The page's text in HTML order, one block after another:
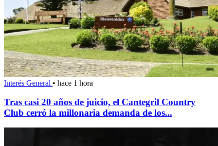
Interés General • hace 1 hora
Tras casi 20 años de juicio, el Cantegril Country
Club cerró la millonaria demanda de los...